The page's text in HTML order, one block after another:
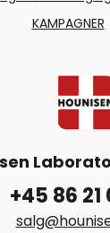
KAMPAGNER
+45 86